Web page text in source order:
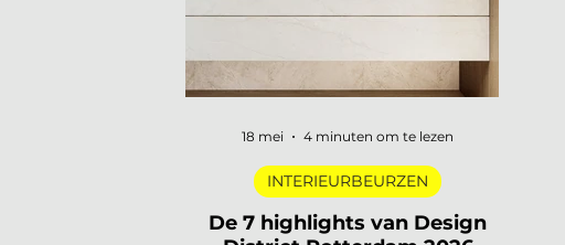
De 7 highlights van Design
INTERIEURBEURZEN
18 mei 4 minuten om te lezen